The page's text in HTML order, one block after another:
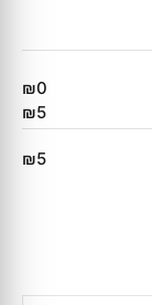
₪0
₪5
₪5